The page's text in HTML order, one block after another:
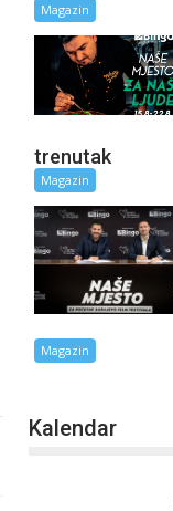
Magazin
trenutak
Magazin
Magazin
Kalendar